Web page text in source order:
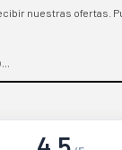
nuestras ofertas.